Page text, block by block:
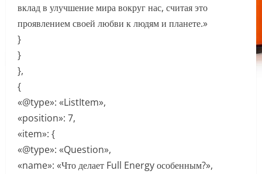
вклад в улучшение мира вокруг нас, считая это
проявлением своей любви к людям и планете.»
}
}
},
{
«@type»: «ListItem»,
«position»: 7,
«item»: {
«@type»: «Question»,
«name»: «Что делает Full Energy особенным?»,